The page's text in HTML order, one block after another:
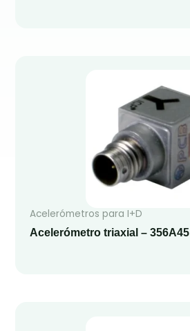
Acelerómetros para I+D
Acelerómetro triaxial – 356A45